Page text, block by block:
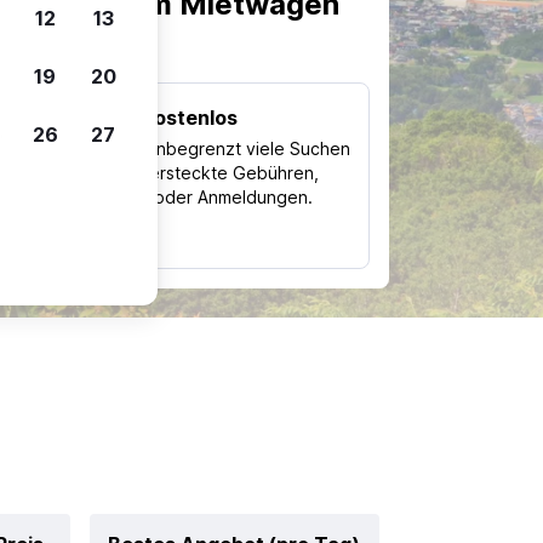
Kostenlos
Nutze unbegrenzt viele Suchen
ohne versteckte Gebühren,
Kosten oder Anmeldungen.
12 13
19 20
26 27